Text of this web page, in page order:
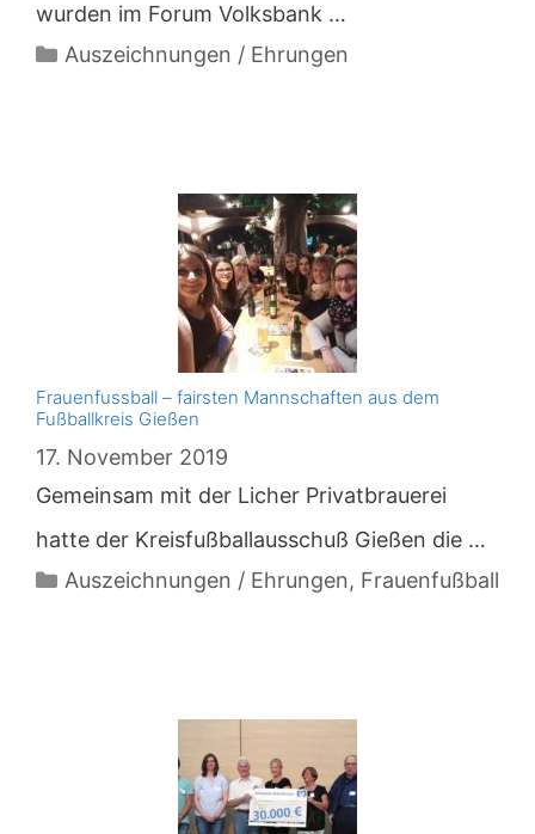
wurden im Forum Volksbank …
Kategorien
Auszeichnungen / Ehrungen
Frauenfussball – fairsten Mannschaften aus dem
Fußballkreis Gießen
17. November 2019
Gemeinsam mit der Licher Privatbrauerei
hatte der Kreisfußballausschuß Gießen die …
Kategorien
Auszeichnungen / Ehrungen, Frauenfußball